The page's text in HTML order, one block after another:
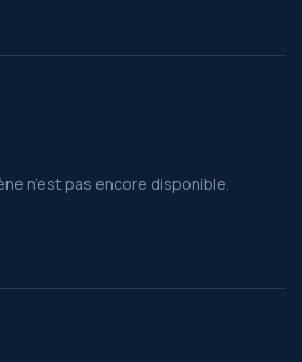
n’est pas encore disponible.